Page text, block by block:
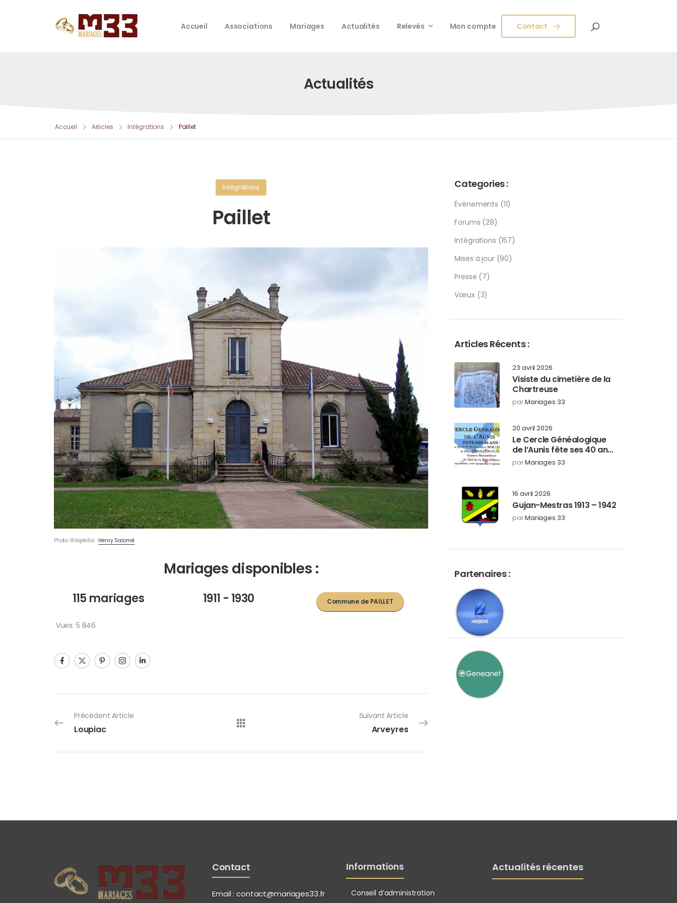
Accueil Associations Mariages Actualités Relevés Mon compte Contact
Actualités
Accueil Articles Intégrations Paillet
Categories :
Évènements (11)
Forums (28)
Intégrations (157)
Mises à jour(90)
Presse (7)
Vœux(3)
Articles Récents :
23 avril 2026
Visiste du cimetière de la
Chartreuse
parMariages 33
20 avril 2026
Le Cercle Généalogique
de l’Aunis fête ses 40 ans
les 26 et 27 septembre
2026
parMariages 33
16 avril 2026
Gujan-Mestras 1913 – 1942
parMariages 33
Partenaires :
Intégrations
Paillet
Photo Wikipédia : Henry Salomé
Mariages disponibles :
115 mariages 1911 - 1930 Commune de PAILLET
Vues: 5 846
Précédent Article
Loupiac
Suivant Article
Arveyres
Contact
Email : contact@mariages33.fr
Informations
Conseil d’administration
Actualités récentes